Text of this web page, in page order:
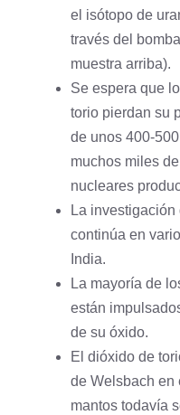
el isótopo de
través del
muestra arriba).
Se espera que
torio pierdan su
de unos 400-
muchos miles
nucleares
La
continúa en
India.
La mayoría de
están
de su óxido.
El dióxido de
de Welsbach en
mantos todavía